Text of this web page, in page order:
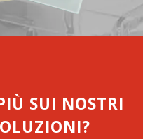
SUI NOSTRI